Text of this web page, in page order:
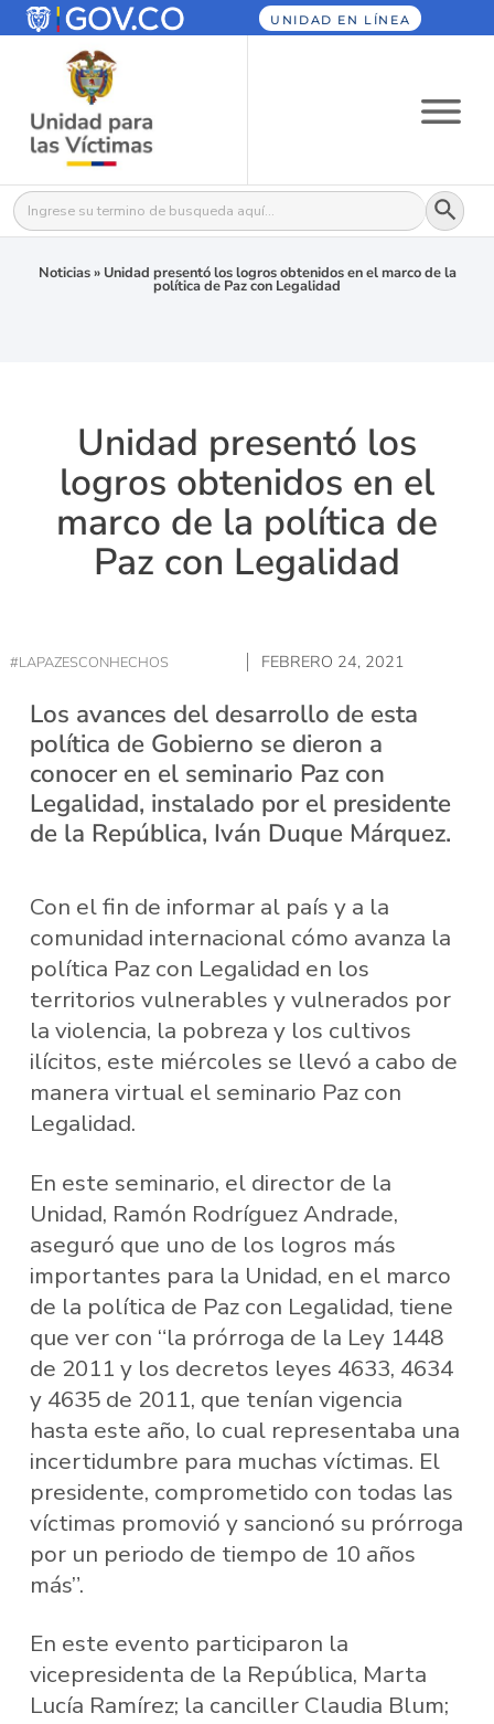
UNIDAD EN LÍNEA
Buscar: Botón
Noticias» Unidad presentó los logros obtenidos en el marco de la
política de Paz con Legalidad
Unidad presentó los
logros obtenidos en el
marco de la política de
Paz con Legalidad
#LAPAZESCONHECHOS FEBRERO 24, 2021
Los avances del desarrollo de esta
política de Gobierno se dieron a
conocer en el seminario Paz con
Legalidad, instalado por el presidente
de la República, Iván Duque Márquez.
Con el fin de informar al país y a la
comunidad internacional cómo avanza la
política Paz con Legalidad en los
territorios vulnerables y vulnerados por
la violencia, la pobreza y los cultivos
ilícitos, este miércoles se llevó a cabo de
manera virtual el seminario Paz con
Legalidad.
En este seminario, el director de la
Unidad, Ramón Rodríguez Andrade,
aseguró que uno de los logros más
importantes para la Unidad, en el marco
de la política de Paz con Legalidad, tiene
que ver con “la prórroga de la Ley 1448
de 2011 y los decretos leyes 4633, 4634
y 4635 de 2011, que tenían vigencia
hasta este año, lo cual representaba una
incertidumbre para muchas víctimas. El
presidente, comprometido con todas las
víctimas promovió y sancionó su prórroga
por un periodo de tiempo de 10 años
más”.
En este evento participaron la
vicepresidenta de la República, Marta
Lucía Ramírez; la canciller Claudia Blum;